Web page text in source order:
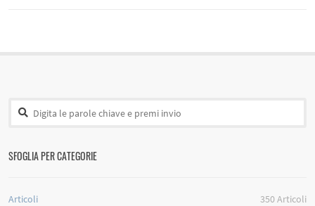
SFOGLIA PER CATEGORIE
Articoli 350Articoli